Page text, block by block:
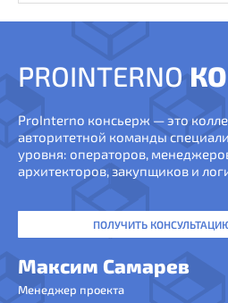
PROINTERNO
ProInterno консьерж — это
авторитетной команды
уровня: операторов,
архитекторов, закупщиков и
ПОЛУЧИТЬ
Максим Самарев
Менеджер проекта